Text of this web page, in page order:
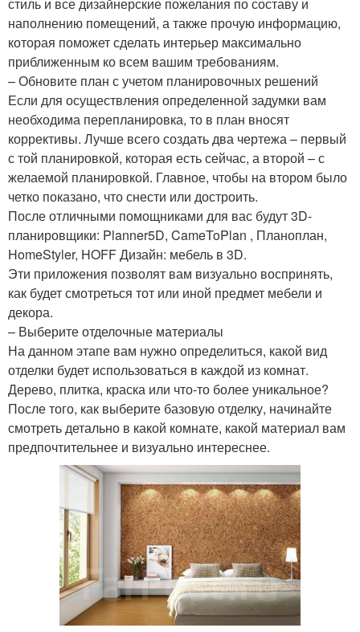
наполнению помещений, а также прочую информацию,
которая поможет сделать интерьер максимально
приближенным ко всем вашим требованиям.
– Обновите план с учетом планировочных решений
Если для осуществления определенной задумки вам
необходима перепланировка, то в план вносят
коррективы. Лучше всего создать два чертежа – первый
с той планировкой, которая есть сейчас, а второй – с
желаемой планировкой. Главное, чтобы на втором было
четко показано, что снести или достроить.
После отличными помощниками для вас будут 3D-
планировщики: Planner5D, CameToPlan , Планоплан,
HomeStyler, HOFF Дизайн: мебель в 3D.
Эти приложения позволят вам визуально воспринять,
как будет смотреться тот или иной предмет мебели и
декора.
– Выберите отделочные материалы
На данном этапе вам нужно определиться, какой вид
отделки будет использоваться в каждой из комнат.
Дерево, плитка, краска или что-то более уникальное?
После того, как выберите базовую отделку, начинайте
смотреть детально в какой комнате, какой материал вам
предпочтительнее и визуально интереснее.